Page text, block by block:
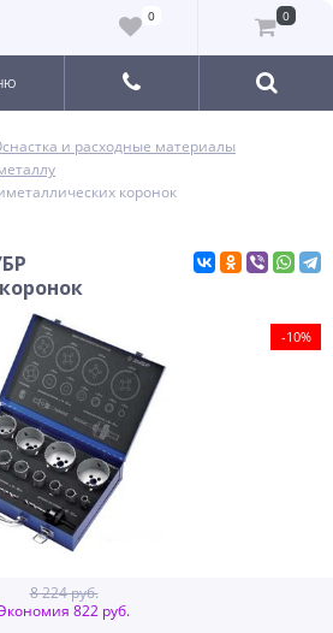
0 0
и расходные материалы
коронок
-10%
8 224 руб.
822 руб.